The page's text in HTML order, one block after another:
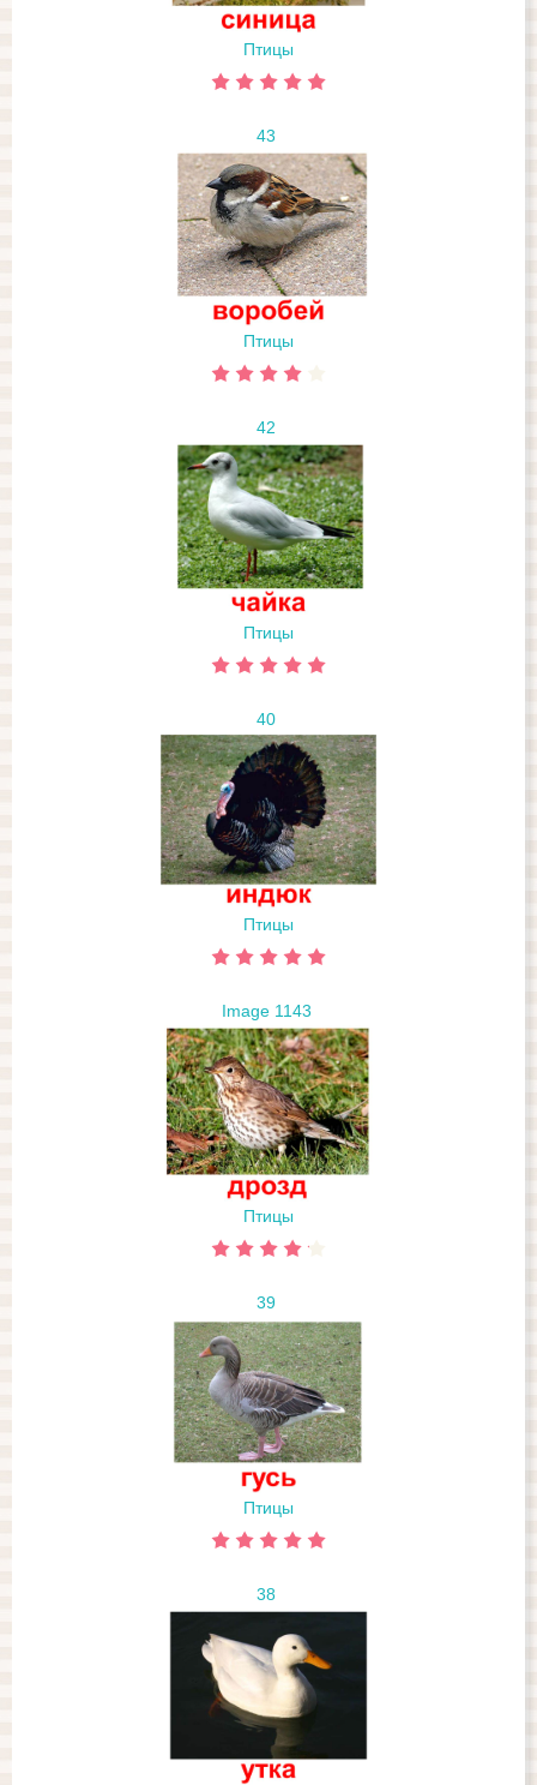
Птицы
43
Птицы
42
Птицы
40
Птицы
Image 1143
Птицы
39
Птицы
38